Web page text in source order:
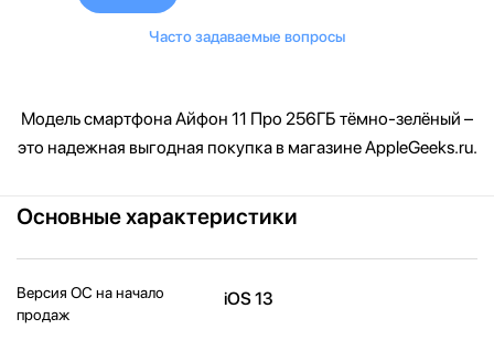
Часто задаваемые вопросы
Модель смартфона Айфон 11 Про 256ГБ тёмно-зелёный –
это надежная выгодная покупка в магазине AppleGeeks.ru.
Основные характеристики
Версия ОС на начало
продаж
iOS 13